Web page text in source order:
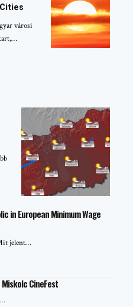
városi
tart,…
in European Minimum Wage
jelent…
Miskolc CineFest